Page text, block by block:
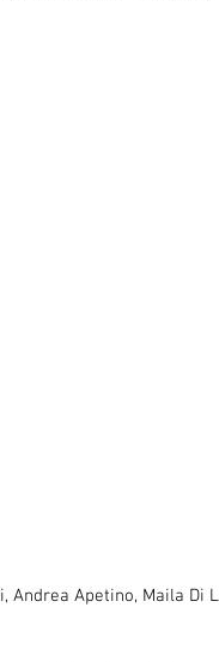
Andrea Apetino, Maila Di